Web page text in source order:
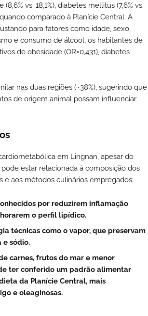
vs. 18,1%), diabetes mellitus (7,6% vs.
comparado à Planície Central. A
para fatores como idade, sexo,
e consumo de álcool, os habitantes de
de obesidade (OR=0,431), diabetes
nas duas regiões (~38%), sugerindo que
de origem animal possam influenciar
em Lingnan, apesar do
estar relacionada à composição dos
aos métodos culinários empregados:
por reduzirem inflamação
o perfil lipídico.
técnicas como o vapor, que preservam
e sódio.
carnes, frutos do mar e menor
ter conferido um padrão alimentar
da Planície Central, mais
e oleaginosas.